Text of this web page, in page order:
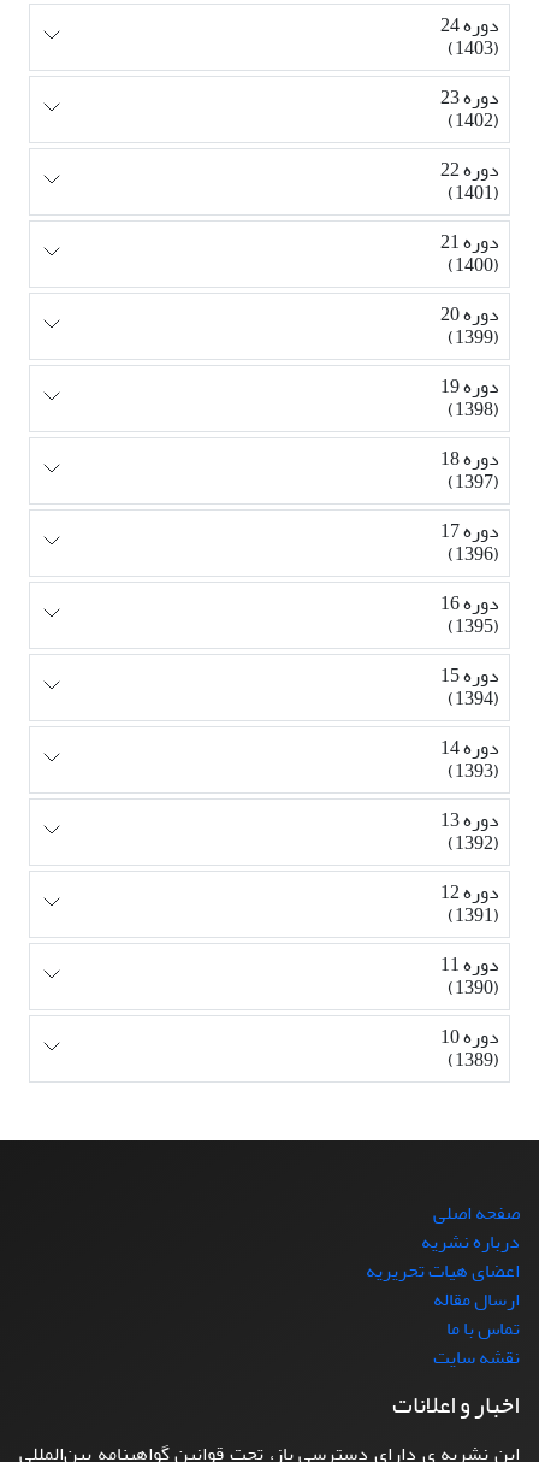
دوره 24
(1403)
دوره 23
(1402)
دوره 22
(1401)
دوره 21
(1400)
دوره 20
(1399)
دوره 19
(1398)
دوره 18
(1397)
دوره 17
(1396)
دوره 16
(1395)
دوره 15
(1394)
دوره 14
(1393)
دوره 13
(1392)
دوره 12
(1391)
دوره 11
(1390)
دوره 10
(1389)
صفحه اصلی
درباره نشریه
اعضای هیات تحریریه
ارسال مقاله
تماس با ما
نقشه سایت
اخبار و اعلانات
این نشریه ی دارای دسترسی باز، تحت قوانین گواهینامه بین‌المللی